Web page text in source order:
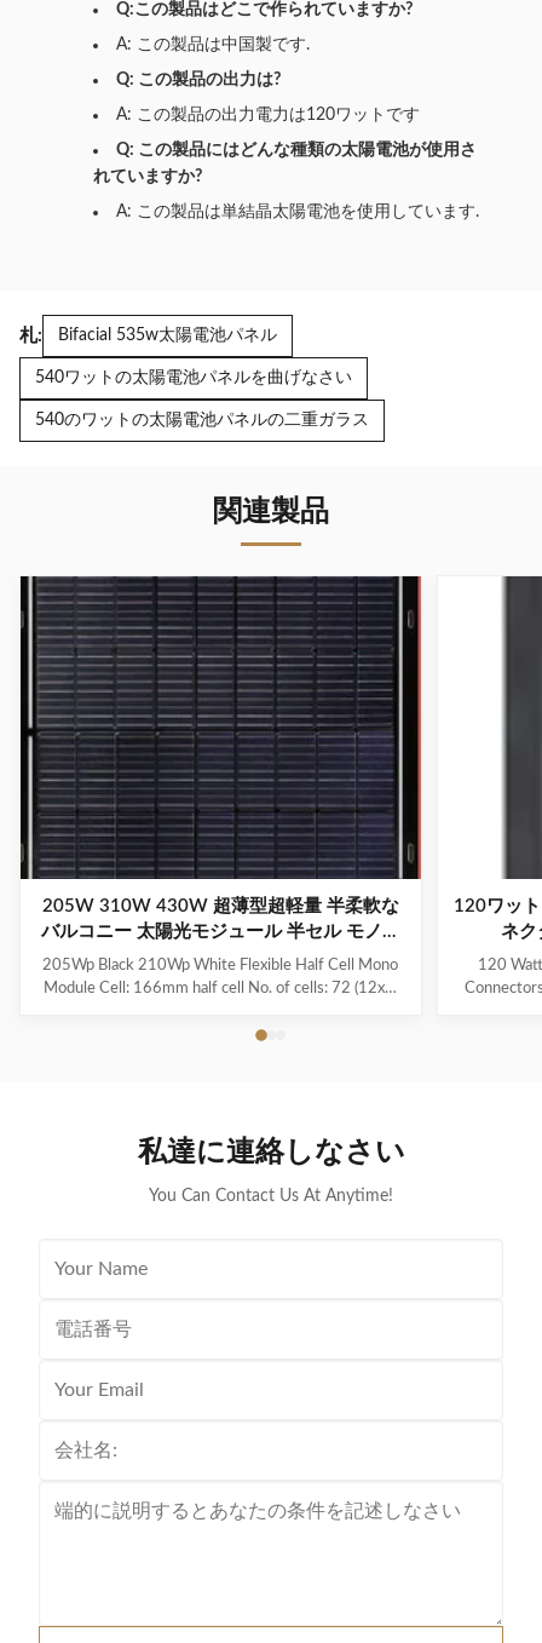
Q:この製品はどこで作られていますか?
A: この製品は中国製です.
Q: この製品の出力は?
A: この製品の出力電力は120ワットです
Q: この製品にはどんな種類の太陽電池が使用さ
れていますか?
A: この製品は単結晶太陽電池を使用しています.
札: Bifacial 535w太陽電池パネル
540ワットの太陽電池パネルを曲げなさい
540のワットの太陽電池パネルの二重ガラス
関連製品
205W 310W 430W 超薄型超軽量 半柔軟な
バルコニー 太陽光モジュール 半セル モノク
リスタルモジュール
205Wp Black 210Wp White Flexible Half Cell Mono
Module Cell: 166mm half cell No. of cells: 72 (12x6)
Voltage:41.4V Voc: 49.2V Maximum System Voltage:
vehicles
120ワッ
ネク
120
私達に連絡しなさい
You Can Contact Us At Anytime!